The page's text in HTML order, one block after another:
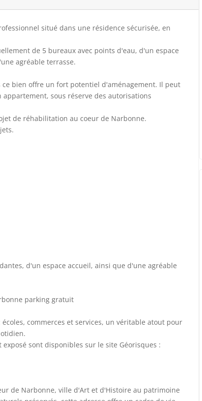
situé dans une résidence sécurisée, en
de 5 bureaux avec points d'eau, d'un espace
agréable terrasse.
bien offre un fort potentiel d'aménagement. Il peut
sous réserve des autorisations
de réhabilitation au coeur de Narbonne.
d'un espace accueil, ainsi que d'une agréable
parking gratuit
commerces et services, un véritable atout pour
sont disponibles sur le site Géorisques :
de Narbonne, ville d'Art et d'Histoire au patrimoine